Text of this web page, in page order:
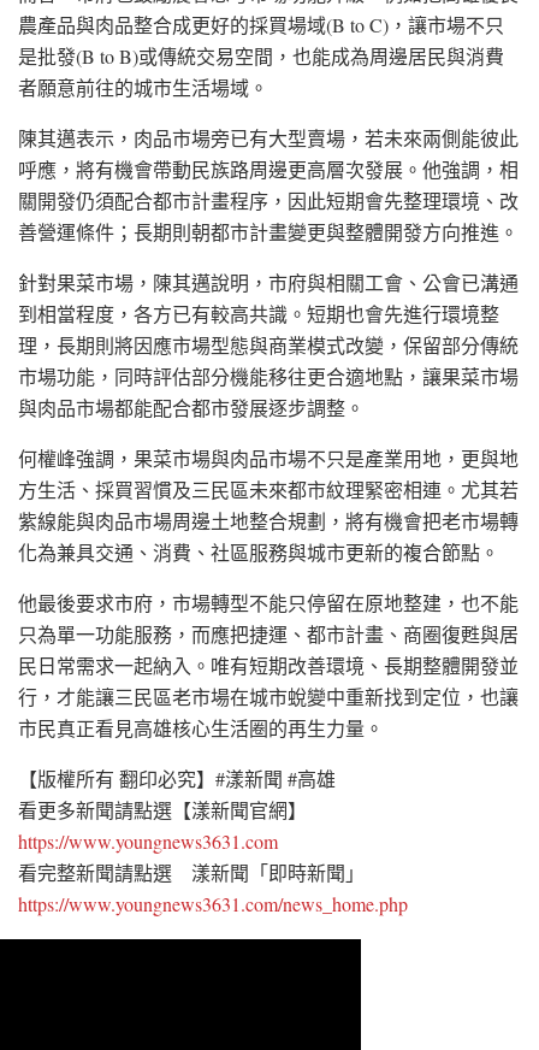
農產品與肉品整合成更好的採買場域(B to C)，讓市場不只
是批發(B to B)或傳統交易空間，也能成為周邊居民與消費
者願意前往的城市生活場域。
陳其邁表示，肉品市場旁已有大型賣場，若未來兩側能彼此
呼應，將有機會帶動民族路周邊更高層次發展。他強調，相
關開發仍須配合都市計畫程序，因此短期會先整理環境、改
善營運條件；長期則朝都市計畫變更與整體開發方向推進。
針對果菜市場，陳其邁說明，市府與相關工會、公會已溝通
到相當程度，各方已有較高共識。短期也會先進行環境整
理，長期則將因應市場型態與商業模式改變，保留部分傳統
市場功能，同時評估部分機能移往更合適地點，讓果菜市場
與肉品市場都能配合都市發展逐步調整。
何權峰強調，果菜市場與肉品市場不只是產業用地，更與地
方生活、採買習慣及三民區未來都市紋理緊密相連。尤其若
紫線能與肉品市場周邊土地整合規劃，將有機會把老市場轉
化為兼具交通、消費、社區服務與城市更新的複合節點。
他最後要求市府，市場轉型不能只停留在原地整建，也不能
只為單一功能服務，而應把捷運、都市計畫、商圈復甦與居
民日常需求一起納入。唯有短期改善環境、長期整體開發並
行，才能讓三民區老市場在城市蛻變中重新找到定位，也讓
市民真正看見高雄核心生活圈的再生力量。
【版權所有 翻印必究】#漾新聞 #高雄
看更多新聞請點選【漾新聞官網】
https://www.youngnews3631.com
看完整新聞請點選 漾新聞「即時新聞」
https://www.youngnews3631.com/news_home.php